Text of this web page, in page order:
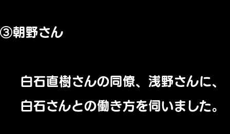
③朝野さん
白石直樹さんの同僚、浅野さんに、
白石さんとの働き方を伺いました。